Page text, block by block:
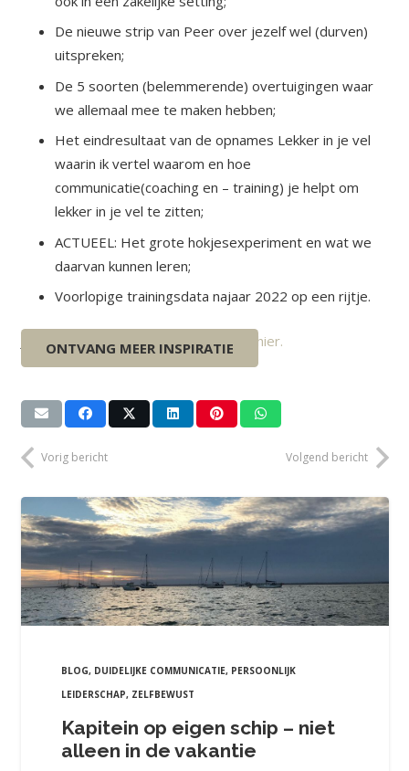
De nieuwe strip van Peer over jezelf wel (durven)
uitspreken;
De 5 soorten (belemmerende) overtuigingen waar
we allemaal mee te maken hebben;
Het eindresultaat van de opnames Lekker in je vel
waarin ik vertel waarom en hoe
communicatie(coaching en – training) je helpt om
lekker in je vel te zitten;
ACTUEEL: Het grote hokjesexperiment en wat we
daarvan kunnen leren;
Voorlopige trainingsdata najaar 2022 op een rijtje.
Je leest de hele nieuwsbrief Open up hier.
ONTVANG MEER INSPIRATIE
Vorig bericht Volgend bericht
BLOG, DUIDELIJKE COMMUNICATIE, PERSOONLIJK
LEIDERSCHAP, ZELFBEWUST
Kapitein op eigen schip – niet
alleen in de vakantie